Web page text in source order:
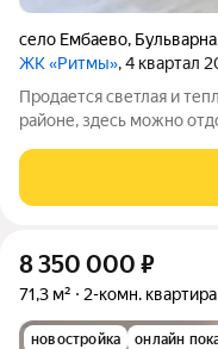
село Ембаево,
ЖК «Ритмы», 4 квартал
Продается светлая и
районе, здесь можно
сосен, множество
порядок на территории
8 350 000 ₽
71,3 м² 2-комн. квартира
новостройка онлайн